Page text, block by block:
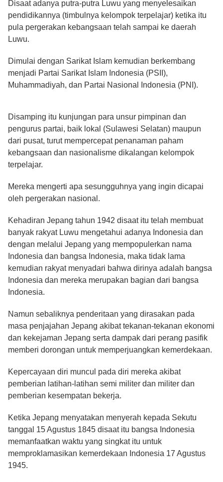
Disaat adanya putra-putra Luwu yang menyelesaikan
pendidikannya (timbulnya kelompok terpelajar) ketika itu
pula pergerakan kebangsaan telah sampai ke daerah
Luwu.
Dimulai dengan Sarikat Islam kemudian berkembang
menjadi Partai Sarikat Islam Indonesia (PSII),
Muhammadiyah, dan Partai Nasional Indonesia (PNI).
Disamping itu kunjungan para unsur pimpinan dan
pengurus partai, baik lokal (Sulawesi Selatan) maupun
dari pusat, turut mempercepat penanaman paham
kebangsaan dan nasionalisme dikalangan kelompok
terpelajar.
Mereka mengerti apa sesungguhnya yang ingin dicapai
oleh pergerakan nasional.
Kehadiran Jepang tahun 1942 disaat itu telah membuat
banyak rakyat Luwu mengetahui adanya Indonesia dan
dengan melalui Jepang yang mempopulerkan nama
Indonesia dan bangsa Indonesia, maka tidak lama
kemudian rakyat menyadari bahwa dirinya adalah bangsa
Indonesia dan mereka merupakan bagian dari bangsa
Indonesia.
Namun sebaliknya penderitaan yang dirasakan pada
masa penjajahan Jepang akibat tekanan-tekanan ekonomi
dan kekejaman Jepang serta dampak dari perang pasifik
memberi dorongan untuk memperjuangkan kemerdekaan.
Kepercayaan diri muncul pada diri mereka akibat
pemberian latihan-latihan semi militer dan militer dan
pemberian kesempatan bekerja.
Ketika Jepang menyatakan menyerah kepada Sekutu
tanggal 15 Agustus 1845 disaat itu bangsa Indonesia
memanfaatkan waktu yang singkat itu untuk
memproklamasikan kemerdekaan Indonesia 17 Agustus
1945.